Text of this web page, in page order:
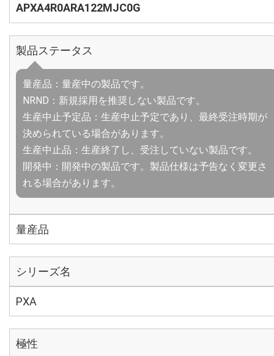
APXA4R0ARA122MJC0G
製品ステータス
量産品：量産中の製品です。
NRND：新規採用を推奨しない製品です。
生産中止予定品：生産中止予定であり、最終受注時期が
決められている場合があります。
生産中止品：生産終了し、受注していない製品です。
開発中：開発中の製品です。製品仕様は予告なく変更さ
れる場合があります。
量産品
シリーズ名
PXA
極性